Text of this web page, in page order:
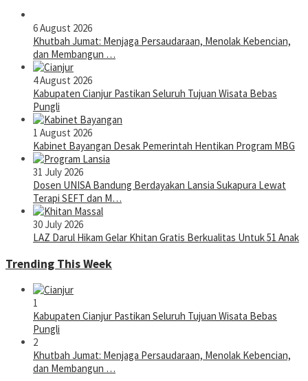
6 August 2026
Khutbah Jumat: Menjaga Persaudaraan, Menolak Kebencian,
dan Membangun …
4 August 2026
Kabupaten Cianjur Pastikan Seluruh Tujuan Wisata Bebas
Pungli
1 August 2026
Kabinet Bayangan Desak Pemerintah Hentikan Program MBG
31 July 2026
Dosen UNISA Bandung Berdayakan Lansia Sukapura Lewat
Terapi SEFT dan M…
30 July 2026
LAZ Darul Hikam Gelar Khitan Gratis Berkualitas Untuk 51 Anak
Trending This Week
1
Kabupaten Cianjur Pastikan Seluruh Tujuan Wisata Bebas
Pungli
2
Khutbah Jumat: Menjaga Persaudaraan, Menolak Kebencian,
dan Membangun …